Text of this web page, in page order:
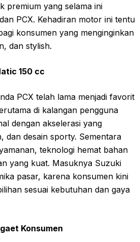
premium yang selama ini
PCX. Kehadiran motor ini tentu
konsumen yang menginginkan
dan stylish.
150 cc
PCX telah lama menjadi favorit
di kalangan pengguna
dengan akselerasi yang
dan desain sporty. Sementara
teknologi hemat bahan
yang kuat. Masuknya Suzuki
pasar, karena konsumen kini
sesuai kebutuhan dan gaya
Konsumen